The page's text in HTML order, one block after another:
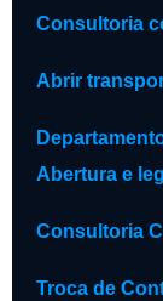
Consultoria
Abrir
Abertura e
Consultoria
Troca de